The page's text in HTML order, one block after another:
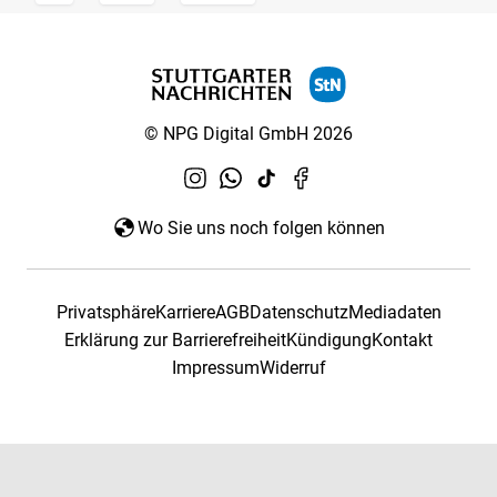
© NPG Digital GmbH 2026
Wo Sie uns noch folgen können
PrivatsphäreKarriereAGBDatenschutzMediadaten
Erklärung zur BarrierefreiheitKündigungKontakt
ImpressumWiderruf